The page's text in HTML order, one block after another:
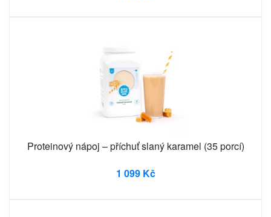
Proteinový nápoj – příchuť slaný karamel (35 porcí)
1 099 Kč